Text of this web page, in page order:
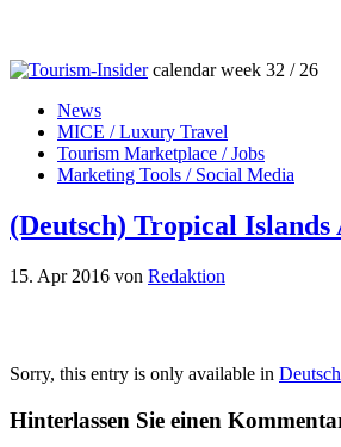
calendar week 32 / 26
News
MICE / Luxury Travel
Tourism Marketplace / Jobs
Marketing Tools / Social Media
(Deutsch) Tropical
15. Apr 2016 von Redaktion
Sorry, this entry is only available in Deutsch
Hinterlassen Sie einen